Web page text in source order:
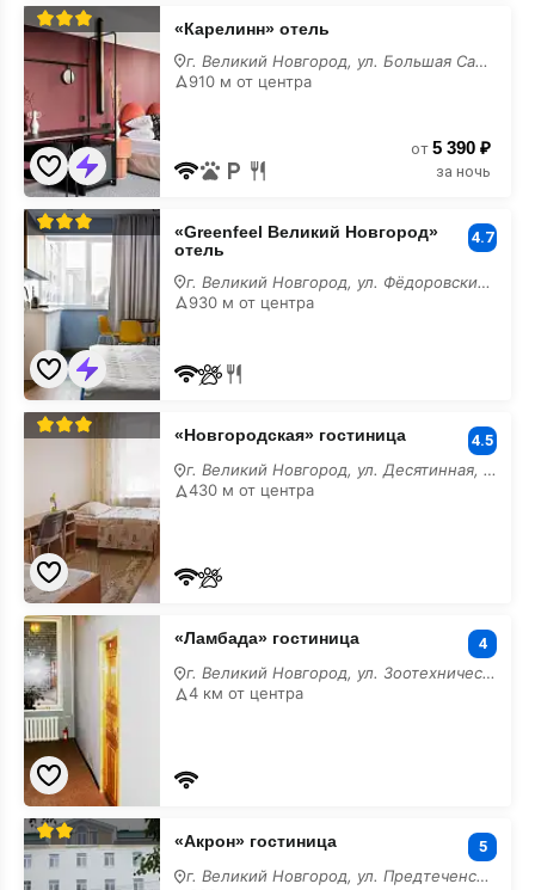
«Карелинн»
отель
«Карелинн» отель
г. Великий Новгород, ул. Большая Санкт-Петербургская, 21
910 м от центра
от 5 390 ₽
за ночь
«Greenfeel
Великий
Новгород»
отель
«Greenfeel Великий Новгород»
отель
4.7
г. Великий Новгород, ул. Фёдоровский Ручей, 2/13
930 м от центра
«Новгородская»
гостиница
«Новгородская» гостиница 4.5
г. Великий Новгород, ул. Десятинная, 6/а
430 м от центра
«Ламбада»
гостиница
«Ламбада» гостиница 4
г. Великий Новгород, ул. Зоотехническая, 3
4 км от центра
«Акрон»
гостиница
«Акрон» гостиница 5
г. Великий Новгород, ул. Предтеченская, 24